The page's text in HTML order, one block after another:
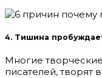
4. Тишина
Многие
писателей, творят